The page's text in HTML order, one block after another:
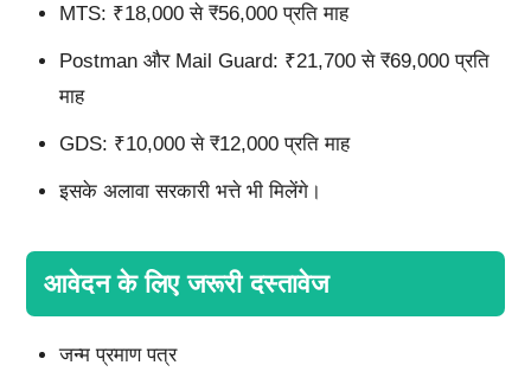
MTS: ₹18,000 से ₹56,000 प्रति माह
Postman और Mail Guard: ₹21,700 से ₹69,000 प्रति
माह
GDS: ₹10,000 से ₹12,000 प्रति माह
इसके अलावा सरकारी भत्ते भी मिलेंगे।
आवेदन के लिए जरूरी दस्तावेज
जन्म प्रमाण पत्र